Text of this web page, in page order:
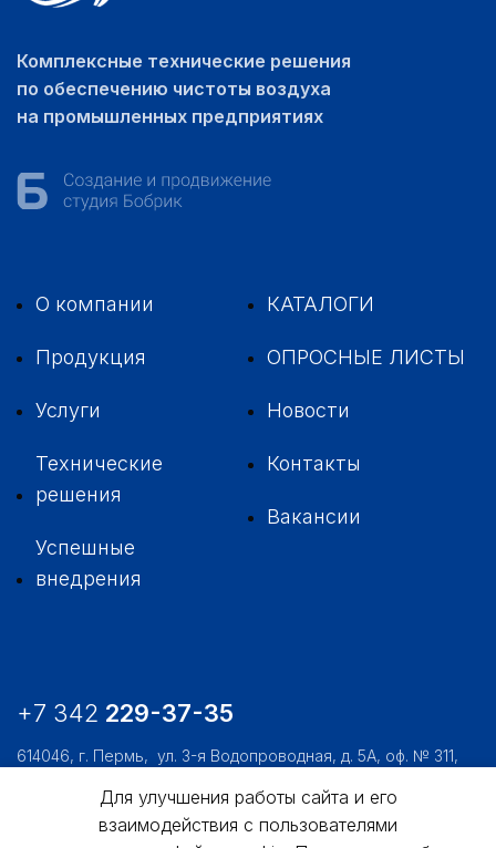
Комплексные технические решения
по обеспечению чистоты воздуха
на промышленных предприятиях
О компании
Продукция
Услуги
Технические
решения
Успешные
внедрения
КАТАЛОГИ
ОПРОСНЫЕ ЛИСТЫ
Новости
Контакты
Вакансии
+7 342 229-37-35
614046, г. Пермь, ул. 3-я Водопроводная, д. 5А, оф. № 311,
usk@usk.perm.ruДля улучшения работы сайта и его
взаимодействия с пользователями